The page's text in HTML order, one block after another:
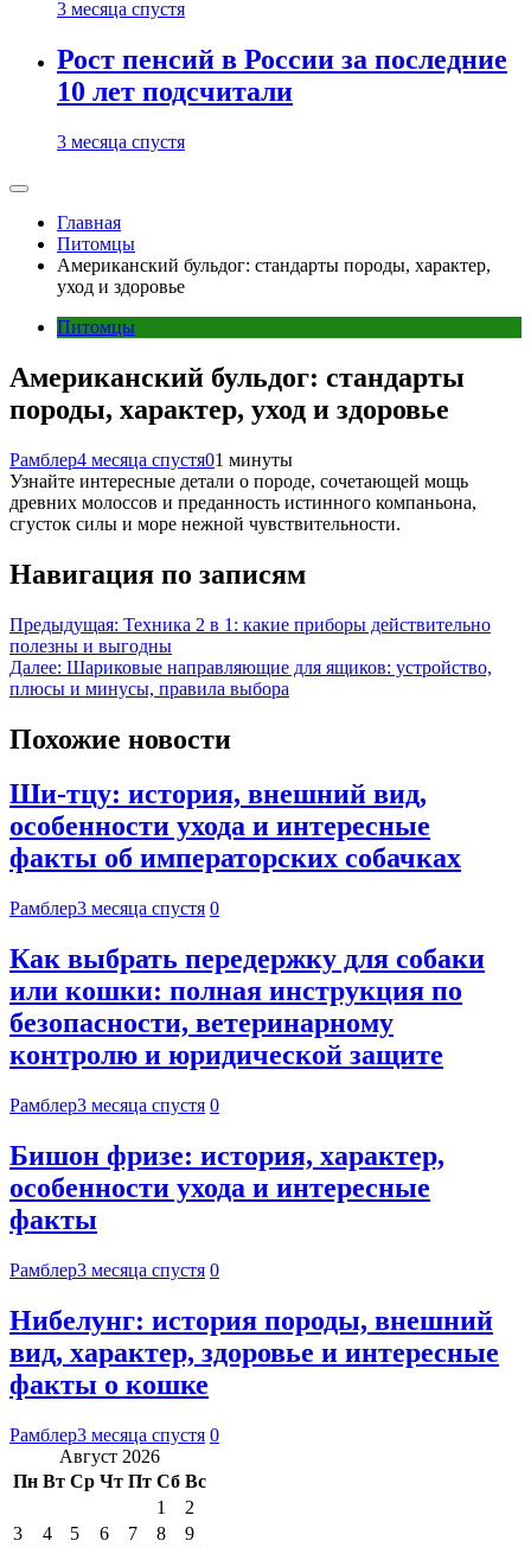
3 месяца спустя
Рост пенсий в России за последние
10 лет подсчитали
3 месяца спустя
Главная
Питомцы
Американский бульдог: стандарты породы, характер,
уход и здоровье
Питомцы
Американский бульдог: стандарты
породы, характер, уход и здоровье
Рамблер4 месяца спустя01 минуты
Узнайте интересные детали о породе, сочетающей мощь
древних молоссов и преданность истинного компаньона,
сгусток силы и море нежной чувствительности.
Навигация по записям
Предыдущая: Техника 2 в 1: какие приборы действительно
полезны и выгодны
Далее: Шариковые направляющие для ящиков: устройство,
плюсы и минусы, правила выбора
Похожие новости
Ши-тцу: история, внешний вид,
особенности ухода и интересные
факты об императорских собачках
Рамблер3 месяца спустя 0
Как выбрать передержку для собаки
или кошки: полная инструкция по
безопасности, ветеринарному
контролю и юридической защите
Рамблер3 месяца спустя 0
Бишон фризе: история, характер,
особенности ухода и интересные
факты
Рамблер3 месяца спустя 0
Нибелунг: история породы, внешний
вид, характер, здоровье и интересные
факты о кошке
Рамблер3 месяца спустя 0
Август 2026
Пн Вт Ср Чт Пт Сб Вс
1
2
3
4 5 6 7 8
9